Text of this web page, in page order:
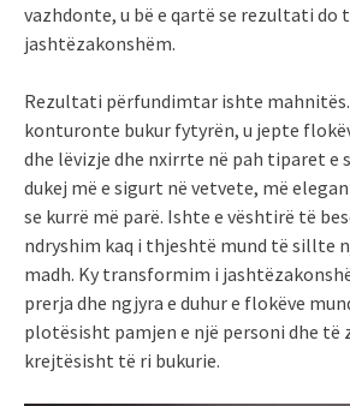
vazhdonte, u bë e qartë se rezultati do
jashtëzakonshëm.
Rezultati përfundimtar ishte
konturonte bukur fytyrën, u jepte
dhe lëvizje dhe nxirrte në pah tiparet e
dukej më e sigurt në vetvete, më
se kurrë më parë. Ishte e vështirë të
ndryshim kaq i thjeshtë mund të sillte
madh. Ky transformim i
prerja dhe ngjyra e duhur e flokëve
plotësisht pamjen e një personi dhe të
krejtësisht të ri bukurie.